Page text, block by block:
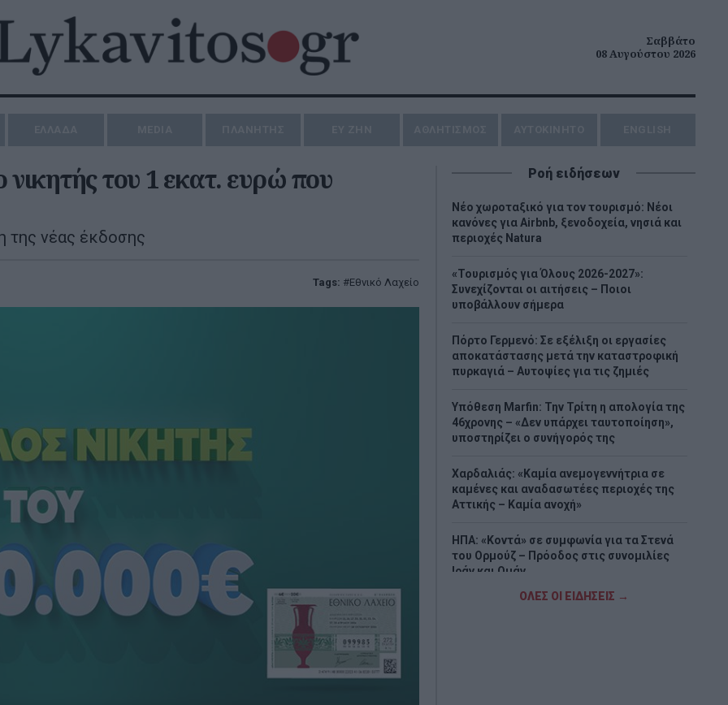
Σαββάτο
08 Αυγούστου 2026
του 1 εκατ. ευρώ που
της νέας έκδοσης
Tags: Εθνικό Λαχείο
Ροή ειδήσεων
Νέο χωροταξικό για τον τουρισμό: Νέοι
κανόνες για Airbnb, ξενοδοχεία, νησιά και
περιοχές Natura
«Τουρισμός για Όλους 2026-2027»:
Συνεχίζονται οι αιτήσεις – Ποιοι
υποβάλλουν σήμερα
Πόρτο Γερμενό: Σε εξέλιξη οι εργασίες
αποκατάστασης μετά την καταστροφική
πυρκαγιά – Αυτοψίες για τις ζημιές
Υπόθεση Marfin: Την Τρίτη η απολογία της
46χρονης – «Δεν υπάρχει ταυτοποίηση»,
υποστηρίζει ο συνήγορός της
Χαρδαλιάς: «Καμία ανεμογεννήτρια σε
καμένες και αναδασωτέες περιοχές της
Αττικής – Καμία ανοχή»
ΗΠΑ: «Κοντά» σε συμφωνία για τα Στενά
του Ορμούζ – Πρόοδος στις συνομιλίες
Ιράν και Ομάν
ΟΛΕΣ ΟΙ ΕΙΔΗΣΕΙΣ →